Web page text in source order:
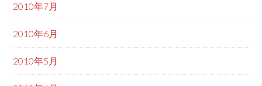
2010年7月
2010年6月
2010年5月